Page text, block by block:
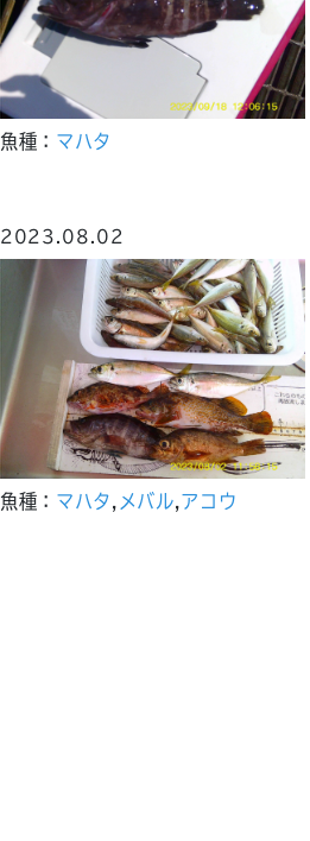
魚種： マハタ
2023.08.02
魚種： マハタ, メバル,アコウ